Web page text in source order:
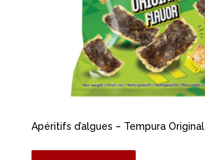
Apéritifs d’algues – Tempura Original